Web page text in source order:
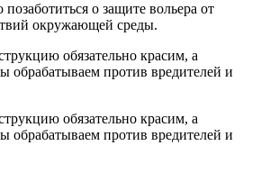
о защите вольера от
окружающей среды.
обязательно красим, а
обрабатываем против вредителей и
обязательно красим, а
обрабатываем против вредителей и